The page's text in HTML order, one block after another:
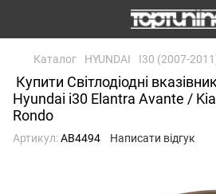
Каталог HYUNDAI I30 (2007-
Купити Світлодіодні
Hyundai i30 Elantra Avante /
Rondo
Артикул:AB4494 Написати відгук